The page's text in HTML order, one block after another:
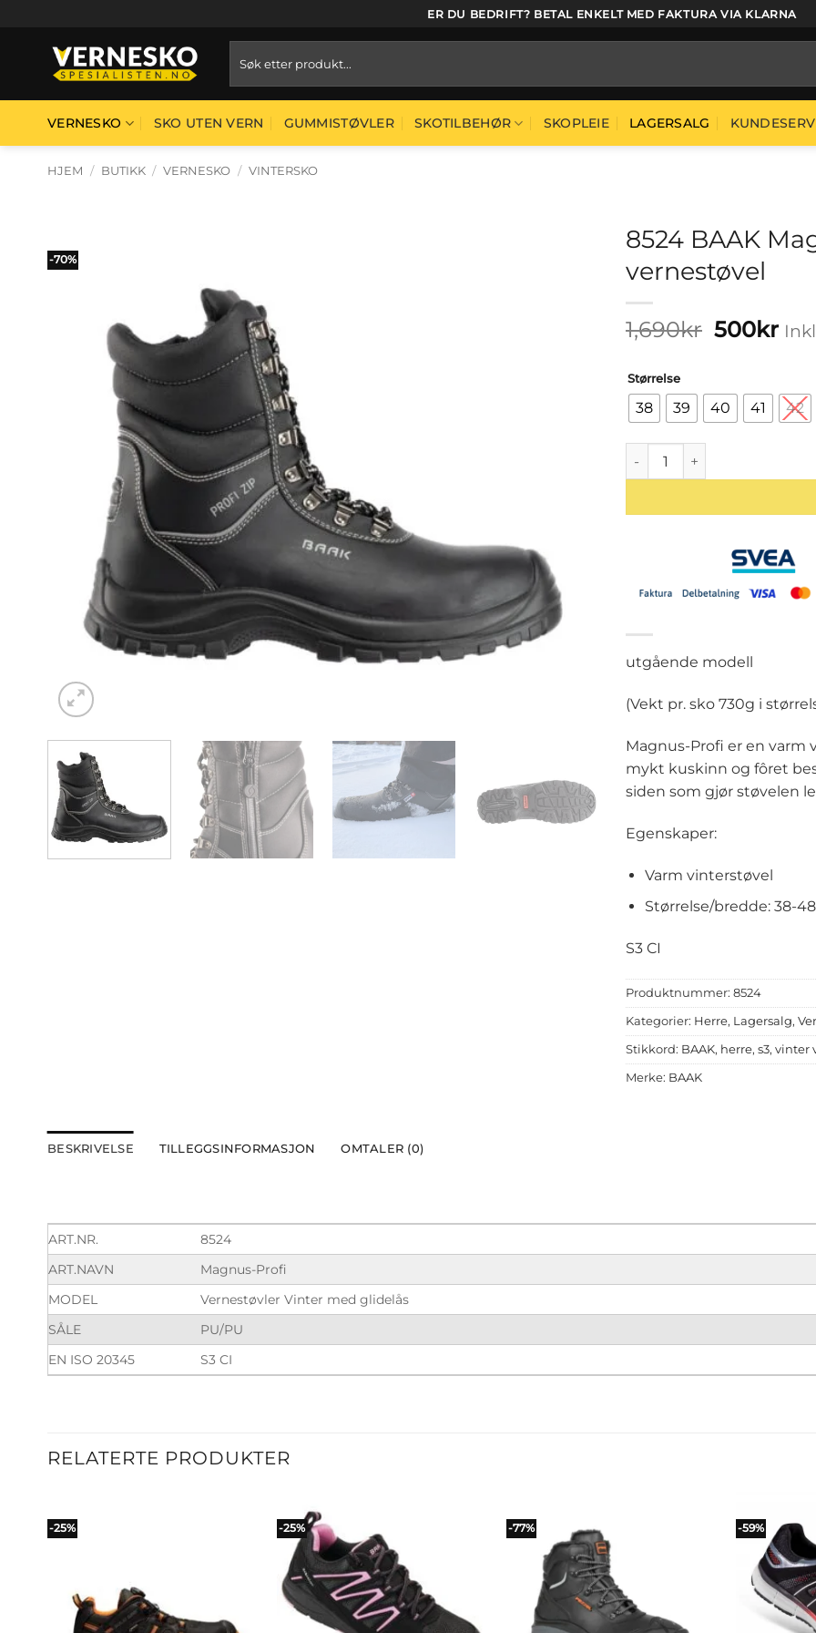
content
ER DU BEDRIFT? BETAL ENKELT MED FAKTURA VIA KLARNA
etter:
VERNESKO SKO UTEN VERN GUMMISTØVLER SKOTILBEHØR SKOPLEIE LAGERSALG
HJEM / BUTIKK / VERNESKO / VINTERSKO
-70%
8524 BAAK
vernestøvel
1,690kr 500kr
Størrelse
38 39 40 41 42
8524 BAAK Magnus-Profi
utgående modell
(Vekt pr. sko 730g i
Magnus-Profi er en varm
mykt kuskinn og fôret
siden som gjør støvelen
Egenskaper:
Varm vinterstøvel
Størrelse/bredde: 38-48
S3 CI
Produktnummer: 8524
Kategorier: Herre, Lagersalg,
Stikkord: BAAK, herre, s3, vinter
Merke: BAAK
BESKRIVELSE TILLEGGSINFORMASJON OMTALER (0)
ART.NR.
8524
ART.NAVN
Magnus-Profi
MODEL
Vernestøvler Vinter med glidelås
SÅLE
PU/PU
EN ISO 20345
S3 CI
RELATERTE PRODUKTER
-25% -25% -77% -59%